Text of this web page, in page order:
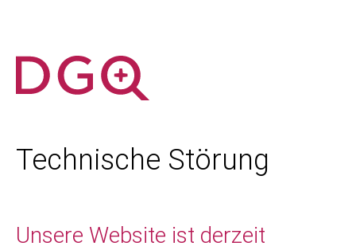
Technische Störung
Unsere Website ist derzeit